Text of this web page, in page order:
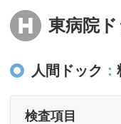
東病院ド
人間ドック
検査項目